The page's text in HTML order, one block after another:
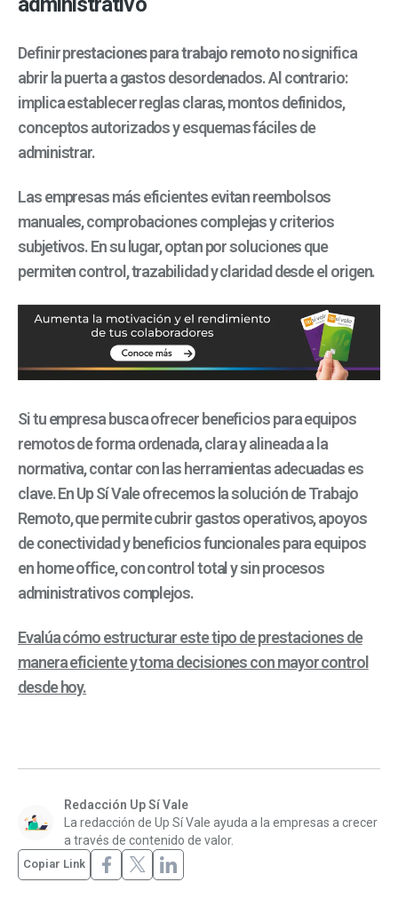
Definir prestaciones para trabajo remotono significa
abrir la puerta a gastos desordenados. Al contrario:
implica establecer reglas claras, montos definidos,
conceptos autorizados y esquemas fáciles de
administrar.
Las empresas más eficientes evitan reembolsos
manuales, comprobaciones complejas y criterios
subjetivos. En su lugar, optan por soluciones que
permiten control, trazabilidad y claridad desde el origen.
Si tu empresa busca ofrecer beneficios para equipos
remotos de forma ordenada, clara y alineada a la
normativa, contar con las herramientas adecuadas es
clave. En Up Sí Vale ofrecemos la solución de Trabajo
Remoto, que permite cubrir gastos operativos, apoyos
de conectividad y beneficios funcionales para equipos
en home office, con control total y sin procesos
administrativos complejos.
Evalúa cómo estructurar este tipo de prestaciones de
manera eficiente y toma decisiones con mayor control
desde hoy.
Redacción Up Sí Vale
La redacción de Up Sí Vale ayuda a la empresas a crecer
a través de contenido de valor.
Copiar Link